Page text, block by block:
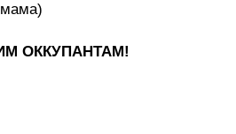
ОККУПАНТАМ!